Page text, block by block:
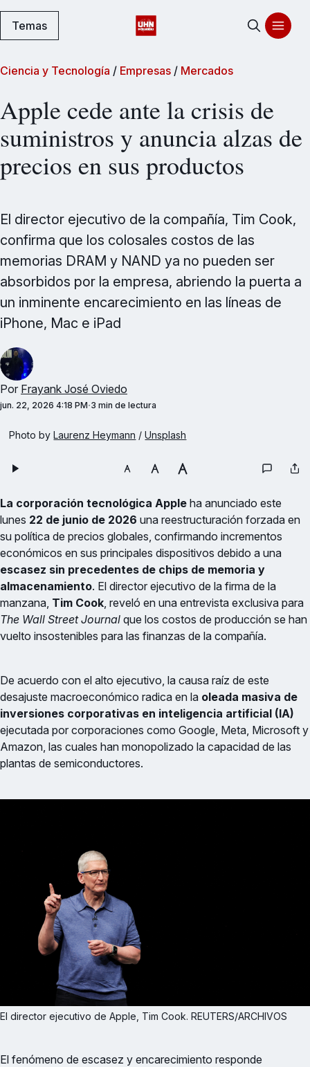
Temas
Ciencia y Tecnología / Empresas / Mercados
Apple cede ante la crisis de
suministros y anuncia alzas de
precios en sus productos
El director ejecutivo de la compañía, Tim Cook,
confirma que los colosales costos de las
memorias DRAM y NAND ya no pueden ser
absorbidos por la empresa, abriendo la puerta a
un inminente encarecimiento en las líneas de
iPhone, Mac e iPad
Por Frayank José Oviedo
jun. 22, 2026 4:18 PM 3 min de lectura
Photo by Laurenz Heymann / Unsplash
La corporación tecnológica Apple ha anunciado este
lunes 22 de junio de 2026 una reestructuración forzada en
su política de precios globales, confirmando incrementos
económicos en sus principales dispositivos debido a una
escasez sin precedentes de chips de memoria y
almacenamiento. El director ejecutivo de la firma de la
manzana, Tim Cook, reveló en una entrevista exclusiva para
The Wall Street Journal que los costos de producción se han
vuelto insostenibles para las finanzas de la compañía.
De acuerdo con el alto ejecutivo, la causa raíz de este
desajuste macroeconómico radica en la oleada masiva de
inversiones corporativas en inteligencia artificial (IA)
ejecutada por corporaciones como Google, Meta, Microsoft y
Amazon, las cuales han monopolizado la capacidad de las
plantas de semiconductores.
El director ejecutivo de Apple, Tim Cook. REUTERS/ARCHIVOS
El fenómeno de escasez y encarecimiento responde